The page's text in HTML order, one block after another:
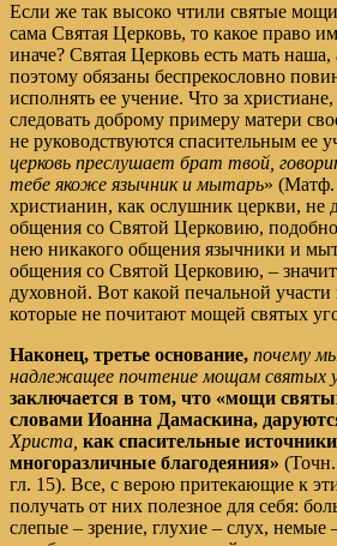
Если же так высоко чтили святые
сама Святая Церковь, то какое право
иначе? Святая Церковь есть мать
поэтому обязаны беспрекословно
исполнять ее учение. Что за
следовать доброму примеру матери
не руководствуются спасительным ее
церковь преслушает брат твой,
тебе якоже язычник и мытарь» (Матф.
христианин, как ослушник церкви, не
общения со Святой Церковию,
нею никакого общения язычники и
общения со Святой Церковию, –
духовной. Вот какой печальной участи
которые не почитают мощей святых
Наконец, третье основание, почему
надлежащее почтение мощам святых
заключается в том, что «мощи
словами Иоанна Дамаскина,
Христа, как спасительные
многоразличные благодеяния»
гл. 15). Все, с верою притекающие к
получать от них полезное для себя:
слепые – зрение, глухие – слух, немые